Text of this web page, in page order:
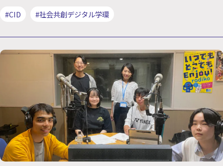
#CID #社会共創デジタル学環